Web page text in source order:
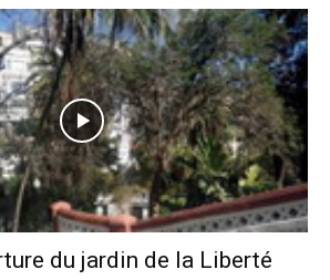
du jardin de la Liberté